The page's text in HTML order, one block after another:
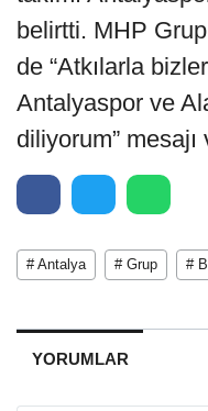
belirtti. MHP
de “Atkılarla
Antalyaspor ve
diliyorum” mesajı
# Antalya # Grup #
YORUMLAR